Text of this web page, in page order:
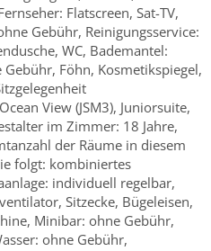
Flatscreen, Sat-TV,
Gebühr, Reinigungsservice:
WC, Bademantel:
Föhn, Kosmetikspiegel,
View (JSM3), Juniorsuite,
im Zimmer: 18 Jahre,
der Räume in diesem
folgt: kombiniertes
individuell regelbar,
Sitzecke, Bügeleisen,
Minibar: ohne Gebühr,
ohne Gebühr,